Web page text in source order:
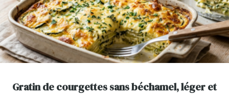
Gratin de courgettes sans béchamel, léger et